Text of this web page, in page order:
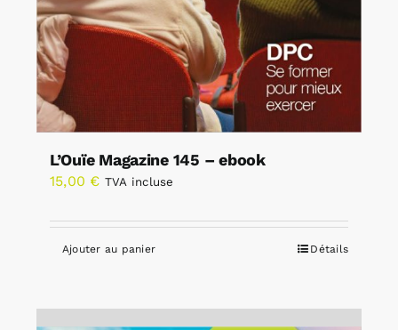
L’Ouïe Magazine 145 – ebook
15,00 € TVA incluse
Ajouter au panier Détails